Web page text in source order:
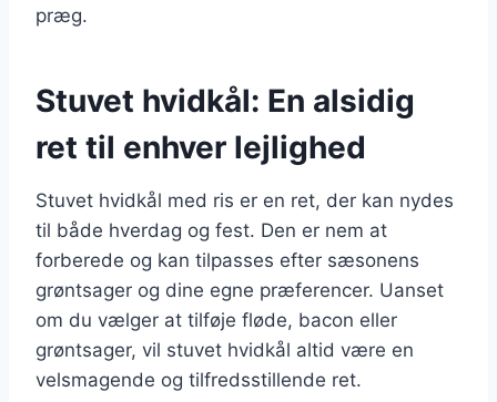
præg.
Stuvet hvidkål: En alsidig
ret til enhver lejlighed
Stuvet hvidkål med ris er en ret, der kan nydes
til både hverdag og fest. Den er nem at
forberede og kan tilpasses efter sæsonens
grøntsager og dine egne præferencer. Uanset
om du vælger at tilføje fløde, bacon eller
grøntsager, vil stuvet hvidkål altid være en
velsmagende og tilfredsstillende ret.